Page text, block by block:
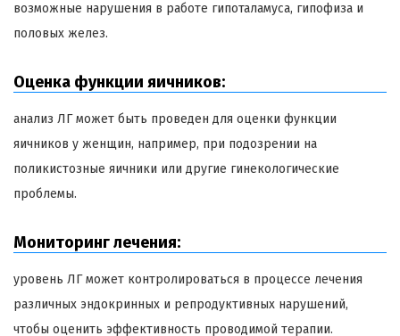
возможные нарушения в работе гипоталамуса, гипофиза и
половых желез.
Оценка функции яичников:
анализ ЛГ может быть проведен для оценки функции
яичников у женщин, например, при подозрении на
поликистозные яичники или другие гинекологические
проблемы.
Мониторинг лечения:
уровень ЛГ может контролироваться в процессе лечения
различных эндокринных и репродуктивных нарушений,
чтобы оценить эффективность проводимой терапии.